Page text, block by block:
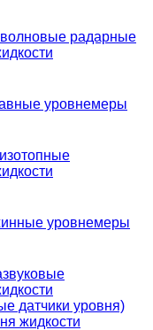
радарные
уровнемеры
уровнемеры
датчики уровня)
жидкости